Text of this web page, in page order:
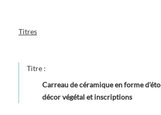
Titres
Titre :
Carreau de céramique en forme
décor végétal et inscriptions